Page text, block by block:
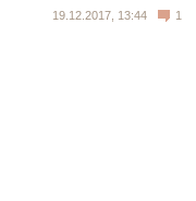
19.12.2017, 13:44 1